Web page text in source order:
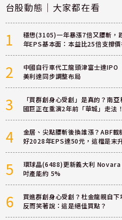
台股動態｜大家都在看
1
穩懋(3105)一年暴漲7倍又腰斬，
年EPS基本面：本益比25倍支撐價
2
中國自行車代工龍頭津富士達
美利達同步調整布局
3
「買群創身心受創」是真的？南
國巨正在重演2年前「華城」走法！
4
金居、尖點腰斬後換誰漲？ABF
好2028年EPS達50元，這檔是末
5
環球晶(6488)更新義大利 Novara
吋產能約 5%
6
買進群創身心受創？杜金龍親自
反而笑著說：這是絕佳買點？